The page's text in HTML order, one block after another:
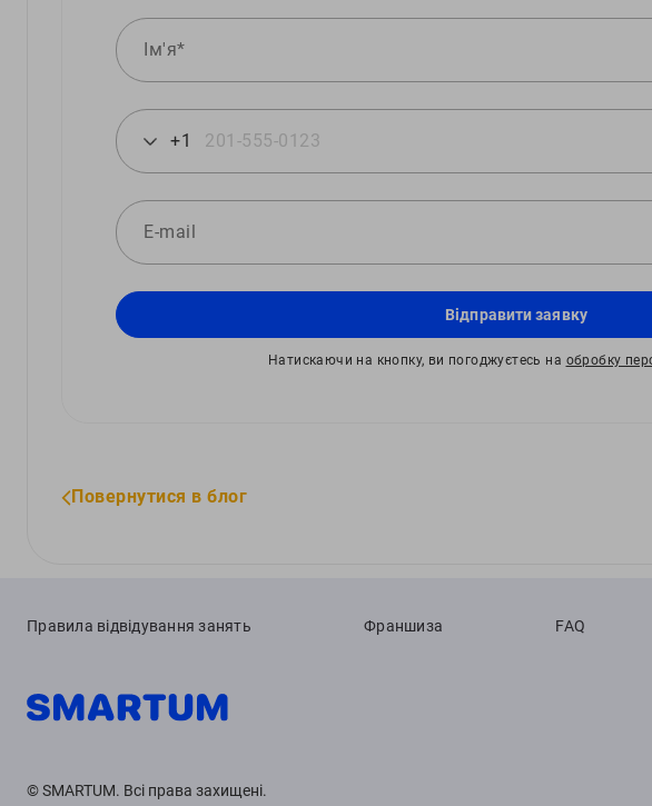
+1
Відправити заявку
Натискаючи на кнопку, ви погоджуєтесь на обробку
Повернутися в блог
Правила відвідування занять Франшиза FAQ
© SMARTUM. Всі права захищені.